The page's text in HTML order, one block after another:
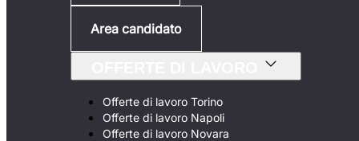
Area candidato
Offerte di lavoro Torino
Offerte di lavoro Napoli
Offerte di lavoro Novara